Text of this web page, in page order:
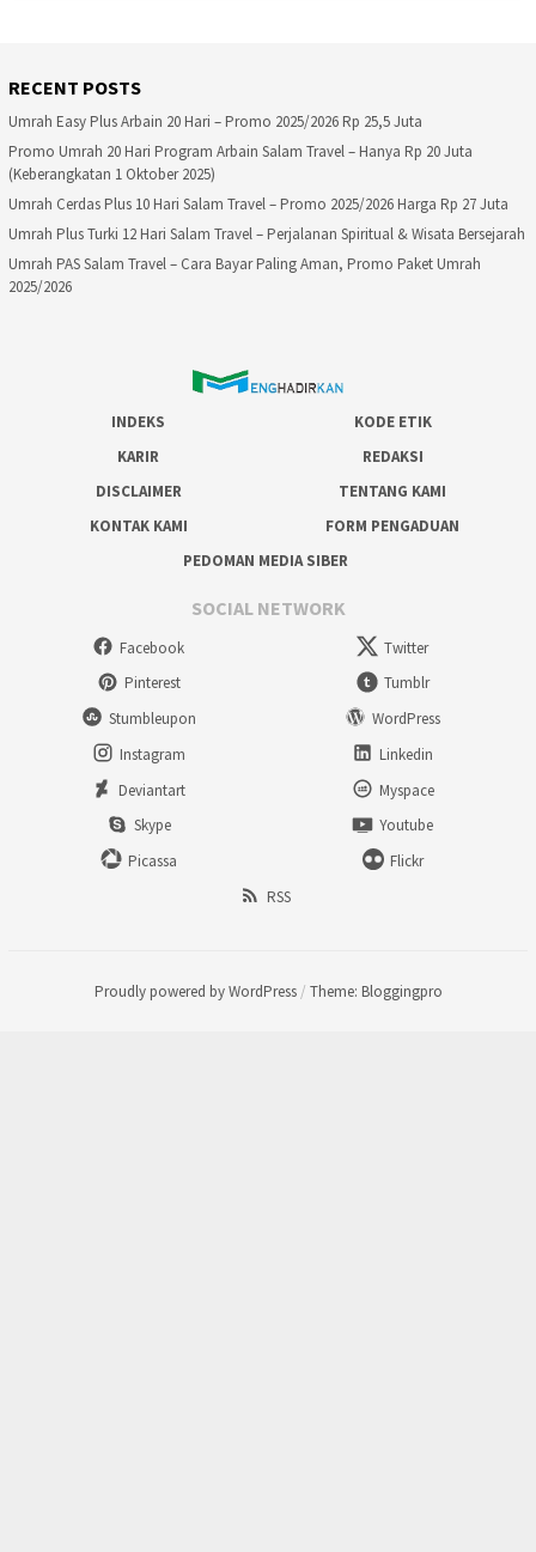
RECENT POSTS
Umrah Easy Plus Arbain 20 Hari – Promo 2025/2026 Rp 25,5 Juta
Promo Umrah 20 Hari Program Arbain Salam Travel – Hanya Rp 20 Juta
(Keberangkatan 1 Oktober 2025)
Umrah Cerdas Plus 10 Hari Salam Travel – Promo 2025/2026 Harga Rp 27 Juta
Umrah Plus Turki 12 Hari Salam Travel – Perjalanan Spiritual & Wisata Bersejarah
Umrah PAS Salam Travel – Cara Bayar Paling Aman, Promo Paket Umrah
2025/2026
INDEKS
KODE ETIK
KARIR
REDAKSI
DISCLAIMER
TENTANG KAMI
KONTAK KAMI
FORM PENGADUAN
PEDOMAN MEDIA SIBER
SOCIAL NETWORK
Facebook
Twitter
Pinterest
Tumblr
Stumbleupon
WordPress
Instagram
Linkedin
Deviantart
Myspace
Skype
Youtube
Picassa
Flickr
RSS
Proudly powered by WordPress / Theme: Bloggingpro